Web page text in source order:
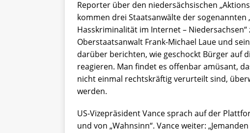
Reporter über den niedersächsischen
kommen drei Staatsanwälte der sogenannten
Hasskriminalität im Internet –
Oberstaatsanwalt Frank-Michael Laue und
darüber berichten, wie geschockt Bürger auf
reagieren. Man findet es offenbar amüsant,
nicht einmal rechtskräftig verurteilt sind,
werden.
US-Vizepräsident Vance sprach auf der
und von „Wahnsinn“. Vance weiter: